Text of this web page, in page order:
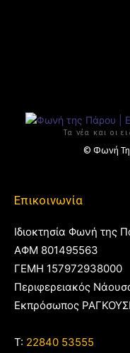
Τα νέα και οι
© Φωνή
Επικοινωνία
Ιδιοκτησία Φωνή της
ΑΦΜ 801495563
ΓΕΜΗ 157972938000
Περιφερειακός
Εκπρόσωπος
T: 22840 53555